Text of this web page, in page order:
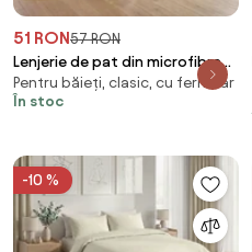
51 RON57 RON
Lenjerie de pat din microfibra
pentru copii BUILDERS colorata
Dimensiune lenjerie de pat: 70 x
Pentru băieți, clasic, cu fermoar
În stoc
-10 %